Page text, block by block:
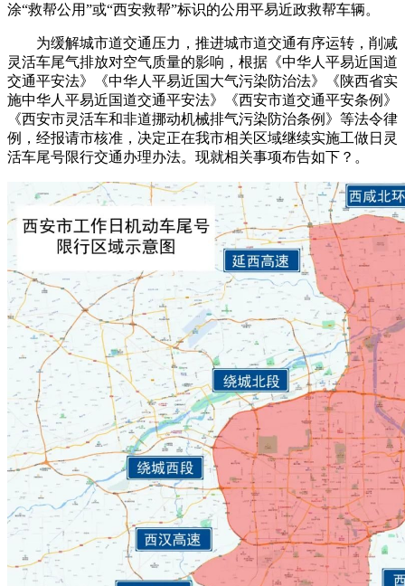
涂“救帮公用”或“西安救帮”标识的公用平易近政救帮车辆。
为缓解城市道交通压力，推进城市道交通有序运转，削减
灵活车尾气排放对空气质量的影响，根据《中华人平易近国道
交通平安法》《中华人平易近国大气污染防治法》《陕西省实
施中华人平易近国道交通平安法》《西安市道交通平安条例》
《西安市灵活车和非道挪动机械排气污染防治条例》等法令律
例，经报请市核准，决定正在我市相关区域继续实施工做日灵
活车尾号限行交通办理办法。现就相关事项布告如下？。